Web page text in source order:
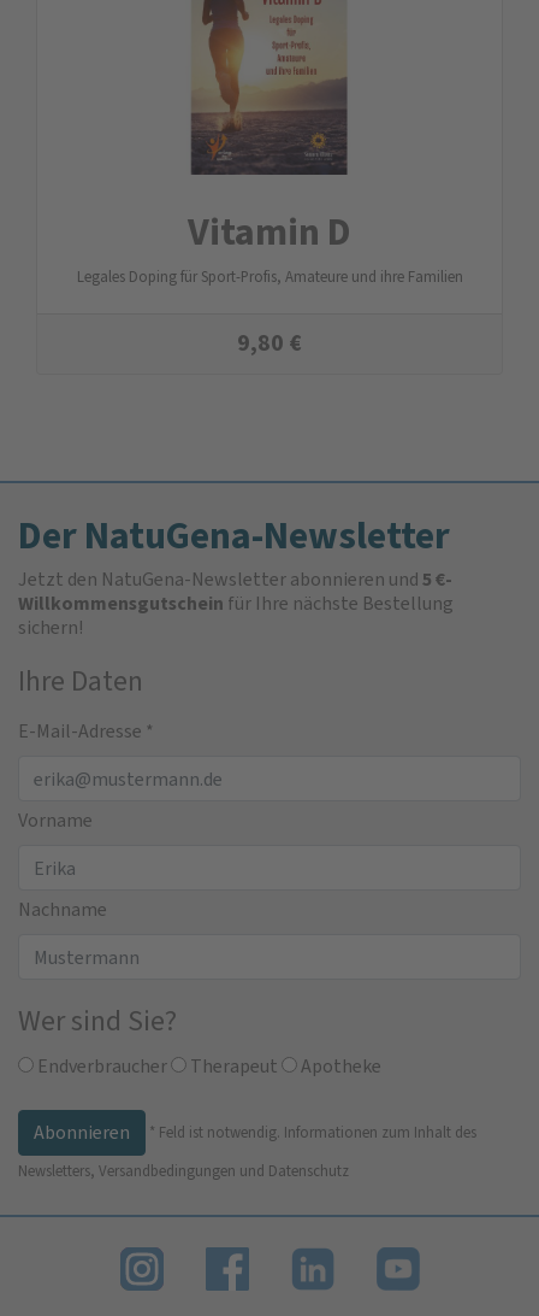
Vitamin D
Legales Doping für Sport-Profis, Amateure und ihre Familien
9,80 €
Der NatuGena-Newsletter
Jetzt den NatuGena-Newsletter abonnieren und5 €-
Willkommensgutschein für Ihre nächste Bestellung
sichern!
Ihre Daten
E-Mail-Adresse *
Vorname
Nachname
Wer sind Sie?
Endverbraucher Therapeut Apotheke
* Feld ist notwendig. Informationen zum Inhalt des
Newsletters, Versandbedingungen und Datenschutz